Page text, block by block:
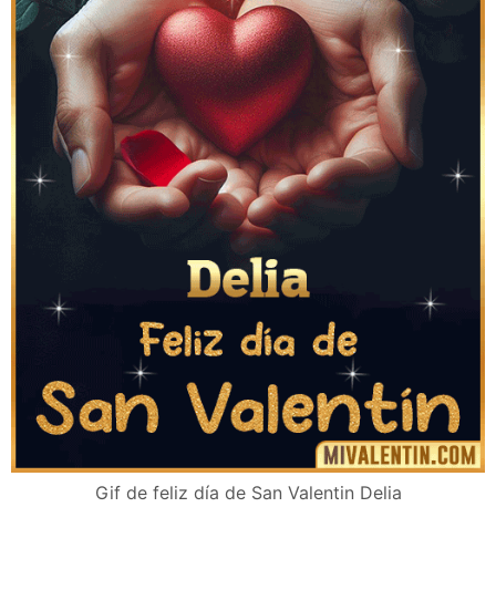
Gif de feliz día de San Valentin Delia